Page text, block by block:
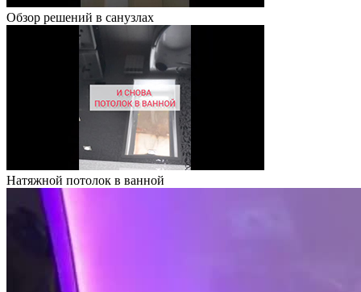
Обзор решений в санузлах
Натяжной потолок в ванной